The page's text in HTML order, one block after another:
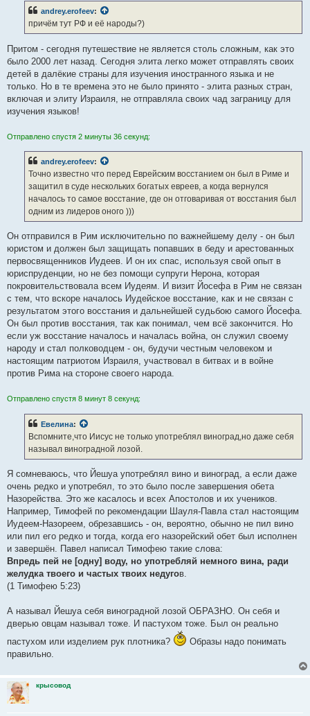
andrey.erofeev:
причём тут РФ и её народы?)
Притом - сегодня путешествие не является столь сложным, как это
было 2000 лет назад. Сегодня элита легко может отправлять своих
детей в далёкие страны для изучения иностранного языка и не
только. Но в те времена это не было принято - элита разных стран,
включая и элиту Израиля, не отправляла своих чад заграницу для
изучения языков!
Отправлено спустя 2 минуты 36 секунд:
andrey.erofeev:
Точно известно что перед Еврейским восстанием он был в Риме и
защитил в суде нескольких богатых евреев, а когда вернулся
началось то самое восстание, где он отговаривая от восстания был
одним из лидеров оного )))
Он отправился в Рим исключительно по важнейшему делу - он был
юристом и должен был защищать попавших в беду и арестованных
первосвященников Иудеев. И он их спас, используя свой опыт в
юриспруденции, но не без помощи супруги Нерона, которая
покровительствовала всем Иудеям. И визит Йосефа в Рим не связан
с тем, что вскоре началось Иудейское восстание, как и не связан с
результатом этого восстания и дальнейшей судьбою самого Йосефа.
Он был против восстания, так как понимал, чем всё закончится. Но
если уж восстание началось и началась война, он служил своему
народу и стал полководцем - он, будучи честным человеком и
настоящим патриотом Израиля, участвовал в битвах и в войне
против Рима на стороне своего народа.
Отправлено спустя 8 минут 8 секунд:
Евелина:
Вспомните,что Иисус не только употреблял виноград,но даже себя
называл виноградной лозой.
Я сомневаюсь, что Йешуа употреблял вино и виноград, а если даже
очень редко и употребял, то это было после завершения обета
Назорейства. Это же касалось и всех Апостолов и их учеников.
Например, Тимофей по рекомендации Шауля-Павла стал настоящим
Иудеем-Назореем, обрезавшись - он, вероятно, обычно не пил вино
или пил его редко и тогда, когда его назорейский обет был исполнен
и завершён. Павел написал Тимофею такие слова:
Впредь пей не [одну] воду, но употребляй немного вина, ради
желудка твоего и частых твоих недугов.
(1 Тимофею 5:23)
А называл Йешуа себя виноградной лозой ОБРАЗНО. Он себя и
дверью овцам называл тоже. И пастухом тоже. Был он реально
пастухом или изделием рук плотника?
Образы надо понимать
правильно.
крысовод